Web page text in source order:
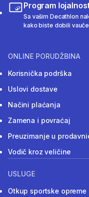
Program
Sa vašim Decathlon
kako biste dobili
ONLINE PORUDŽBINA
Korisnička podrška
Uslovi dostave
Načini plaćanja
Zamena i povraćaj
Preuzimanje u
Vodič kroz veličine
USLUGE
Otkup sportske opreme